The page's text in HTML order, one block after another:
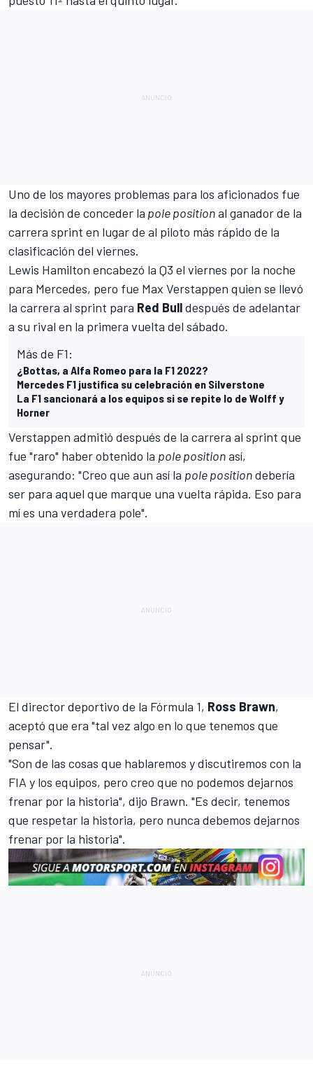
Uno de los mayores problemas para los aficionados fue
la decisión de conceder la pole positional ganador de la
carrera sprint en lugar de al piloto más rápido de la
clasificación del viernes.
Lewis Hamilton encabezó la Q3 el viernes por la noche
para Mercedes, pero fue Max Verstappen quien se llevó
la carrera al sprint para Red Bulldespués de adelantar
a su rival en la primera vuelta del sábado.
Más de F1:
¿Bottas, a Alfa Romeo para la F1 2022?
Mercedes F1 justifica su celebración en Silverstone
La F1 sancionará a los equipos si se repite lo de Wolff y
Horner
Verstappen admitió después de la carrera al sprint que
fue "raro" haber obtenido la pole positionasí,
asegurando: "Creo que aun así la pole positiondebería
ser para aquel que marque una vuelta rápida. Eso para
mí es una verdadera pole".
El director deportivo de la Fórmula 1, Ross Brawn,
aceptó que era "tal vez algo en lo que tenemos que
pensar".
"Son de las cosas que hablaremos y discutiremos con la
FIA y los equipos, pero creo que no podemos dejarnos
frenar por la historia", dijo Brawn. "Es decir, tenemos
que respetar la historia, pero nunca debemos dejarnos
frenar por la historia".